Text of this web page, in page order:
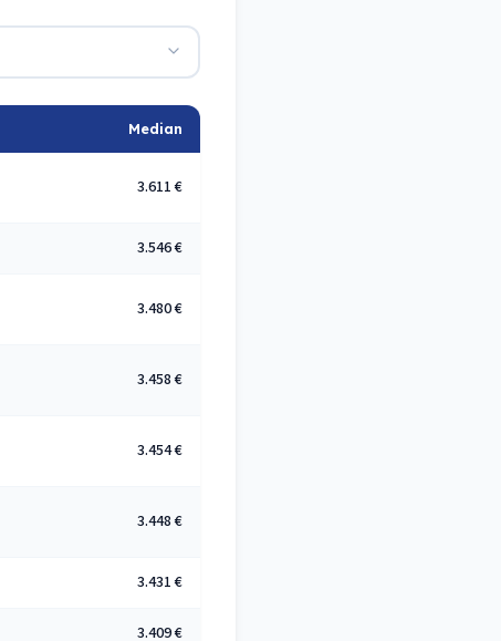
Median
3.611 €
3.546 €
3.480 €
3.458 €
3.454 €
3.448 €
3.431 €
3.409 €